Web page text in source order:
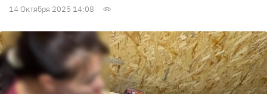
14 Октября 2025 14:08